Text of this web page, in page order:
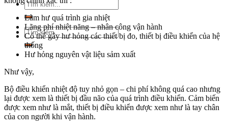
Tìm
kiếm:
Tìm
kiếm:
Làm hư quá trình gia nhiệt
Lãng phí nhiệt năng – nhân công vận hành
Có thể gây hư hỏng các thiết bị đo, thiết bị điều khiển của hệ
thống
Hư hỏng nguyên vật liệu sảm xuất
Như vậy,
Bộ điều khiển nhiệt độ tuy nhỏ gọn – chi phí không quá cao nhưng
lại được xem là thiết bị đầu não của quá trình điều khiển. Cảm biến
được xem như là mắt, thiết bị điều khiển được xem như là tay chân
của con người khi vận hành.